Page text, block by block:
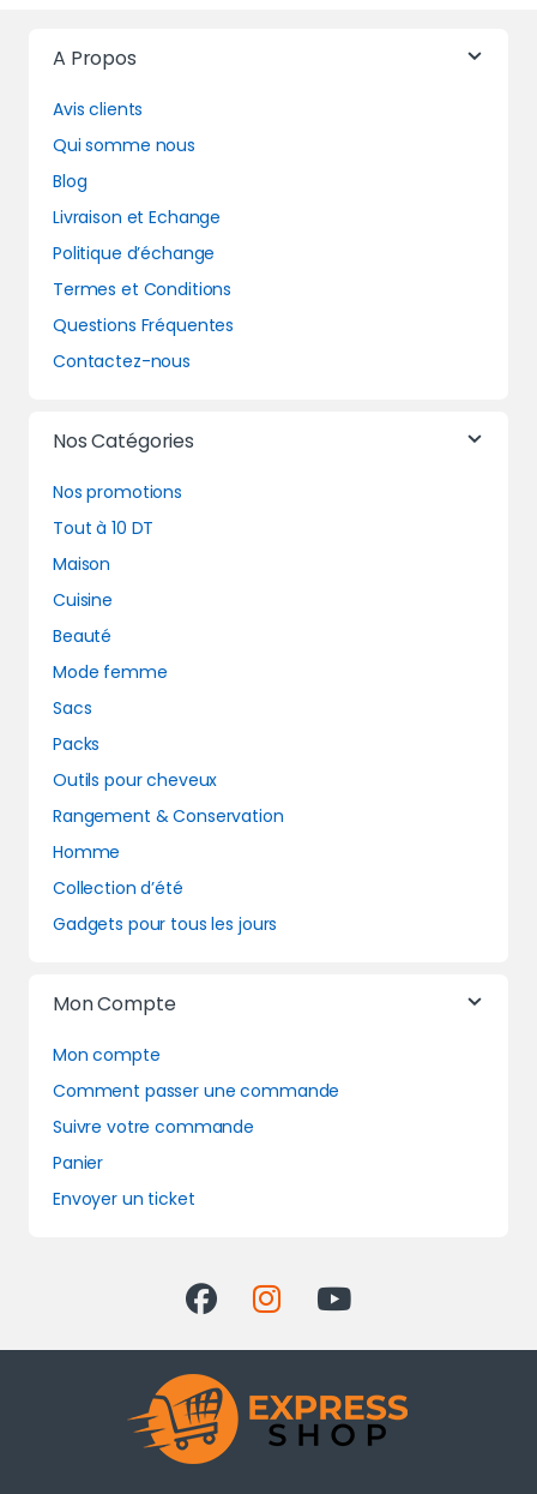
A Propos
Avis clients
Qui somme nous
Blog
Livraison et Echange
Politique d’échange
Termes et Conditions
Questions Fréquentes
Contactez-nous
Nos Catégories
Nos promotions
Tout à 10 DT
Maison
Cuisine
Beauté
Mode femme
Sacs
Packs
Outils pour cheveux
Rangement & Conservation
Homme
Collection d’été
Gadgets pour tous les jours
Mon Compte
Mon compte
Comment passer une commande
Suivre votre commande
Panier
Envoyer un ticket